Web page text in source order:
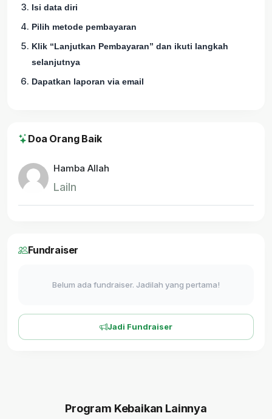
Isi data diri
Pilih metode pembayaran
Klik “Lanjutkan Pembayaran” dan ikuti langkah
selanjutnya
Dapatkan laporan via email
Doa Orang Baik
Hamba Allah
Lailn
Fundraiser
Belum ada fundraiser. Jadilah yang pertama!
Jadi Fundraiser
Program Kebaikan Lainnya